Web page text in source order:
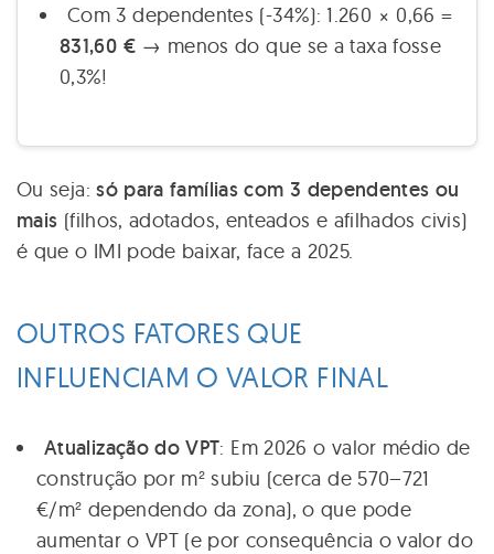
Com 3 dependentes (-34%): 1.260 × 0,66 =
831,60 €→ menos do que se a taxa fosse
0,3%!
Ou seja:só para famílias com 3 dependentes ou
mais (filhos, adotados, enteados e afilhados civis)
é que o IMI pode baixar, face a 2025.
OUTROS FATORES QUE
INFLUENCIAM O VALOR FINAL
Atualização do VPT: Em 2026 o valor médio de
construção por m² subiu (cerca de 570–721
€/m² dependendo da zona), o que pode
aumentar o VPT (e por consequência o valor do